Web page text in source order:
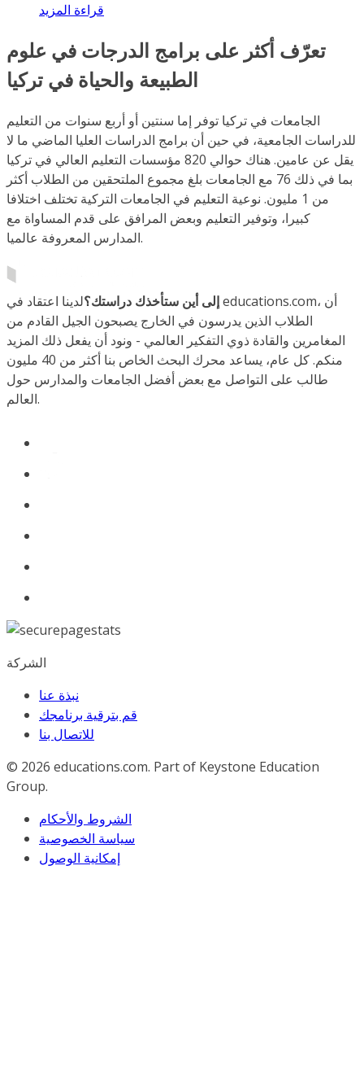
قراءة المزيد
تعرّف أكثر على برامج الدرجات في علوم
الطبيعة والحياة في تركيا
الجامعات في تركيا توفر إما سنتين أو أربع سنوات من التعليم
للدراسات الجامعية، في حين أن برامج الدراسات العليا الماضي ما لا
يقل عن عامين. هناك حوالي 820 مؤسسات التعليم العالي في تركيا
بما في ذلك 76 مع الجامعات بلغ مجموع الملتحقين من الطلاب أكثر
من 1 مليون. نوعية التعليم في الجامعات التركية تختلف اختلافا
كبيرا، وتوفير التعليم وبعض المرافق على قدم المساواة مع
المدارس المعروفة عالميا.
إلى أين ستأخذك دراستك؟لدينا اعتقاد في educations.com، أن
الطلاب الذين يدرسون في الخارج يصبحون الجيل القادم من
المغامرين والقادة ذوي التفكير العالمي - ونود أن يفعل ذلك المزيد
منكم. كل عام، يساعد محرك البحث الخاص بنا أكثر من 40 مليون
طالب على التواصل مع بعض أفضل الجامعات والمدارس حول
العالم.
الشركة
نبذة عنا
قم بترقية برنامجك
للاﺗﺼﺎل ﺑﻨﺎ
© 2026 educations.com. Part of Keystone Education
Group.
الشروط والأحكام
سياسة الخصوصية
إمكانية الوصول